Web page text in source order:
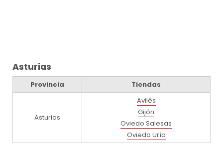
Asturias
Provincia Tiendas
Asturias
Avilés
Gijón
Oviedo Salesas
Oviedo Uría